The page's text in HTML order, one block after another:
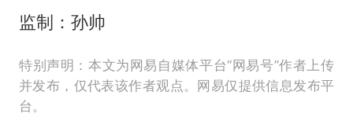
监制：孙帅
特别声明：本文为网易自媒体平台“网易号”作者上传
并发布，仅代表该作者观点。网易仅提供信息发布平
台。